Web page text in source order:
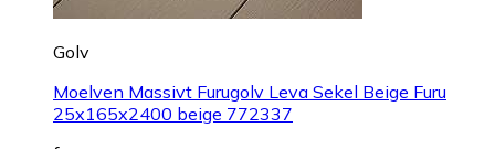
Golv
Moelven Massivt Furugolv Leva Sekel Beige Furu
25x165x2400 beige 772337